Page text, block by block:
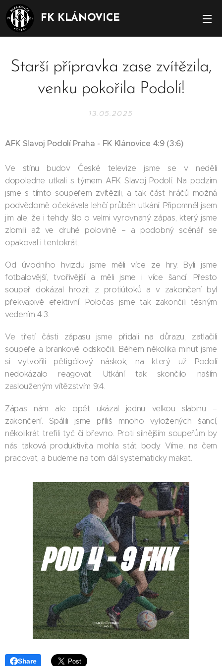
FK KLÁNOVICE
Starší přípravka zase zvítězila,
venku pokořila Podolí!
13.05.2025
AFK Slavoj Podolí Praha - FK Klánovice 4:9 (3:6)
Ve stínu budov České televize jsme se v neděli
dopoledne utkali s týmem AFK Slavoj Podolí. Na podzim
jsme s tímto soupeřem zvítězili, a tak část hráčů možná
podvědomě očekávala lehčí průběh utkání. Připomněl jsem
jim ale, že i tehdy šlo o velmi vyrovnaný zápas, který jsme
zlomili až ve druhé polovině – a podobný scénář se
opakoval i tentokrát.
Od úvodního hvizdu jsme měli více ze hry. Byli jsme
fotbalovější, tvořivější a měli jsme i více šancí. Přesto
soupeř dokázal hrozit z protiútoků a v zakončení byl
překvapivě efektivní. Poločas jsme tak zakončili těsným
vedením 4:3.
Ve třetí části zápasu jsme přidali na důrazu, zatlačili
soupeře a brankově odskočili. Během několika minut jsme
si vytvořili pětigólový náskok, na který už Podolí
nedokázalo reagovat. Utkání tak skončilo naším
zaslouženým vítězstvím 9:4.
Zápas nám ale opět ukázal jednu velkou slabinu –
zakončení. Spálili jsme příliš mnoho vyložených šancí,
několikrát trefili tyč či břevno. Proti silnějším soupeřům by
nás taková produktivita mohla stát body. Víme, na čem
pracovat, a budeme na tom dál systematicky makat.
Share